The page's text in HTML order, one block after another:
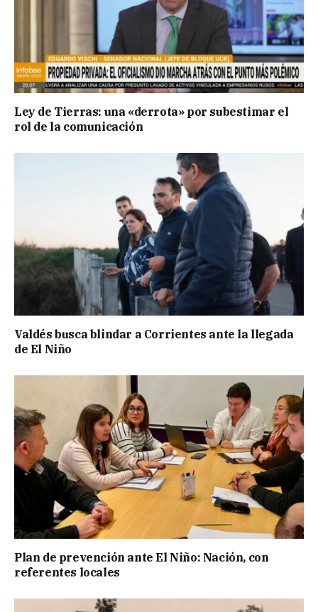
Ley de Tierras: una «derrota» por subestimar el
rol de la comunicación
Valdés busca blindar a Corrientes ante la llegada
de El Niño
Plan de prevención ante El Niño: Nación, con
referentes locales